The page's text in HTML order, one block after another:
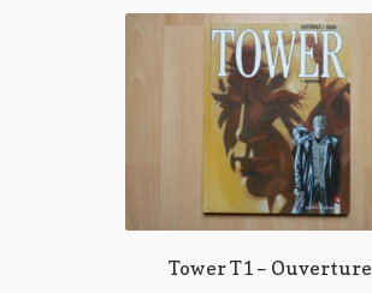
Tower T1 – Ouverture